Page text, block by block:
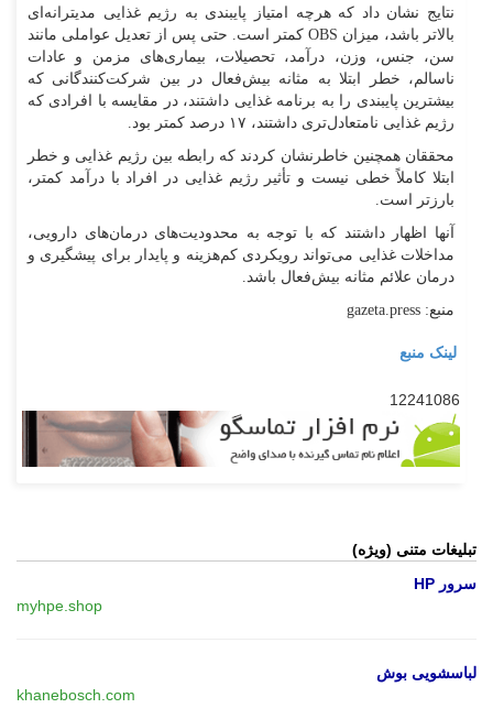
نتایج نشان داد که هرچه امتیاز پایبندی به رژیم غذایی مدیترانه‌ای
بالاتر باشد، میزان OBS کمتر است. حتی پس از تعدیل عواملی مانند
سن، جنس، وزن، درآمد، تحصیلات، بیماری‌های مزمن و عادات
ناسالم، خطر ابتلا به مثانه بیش‌فعال در بین شرکت‌کنندگانی که
بیشترین پایبندی را به برنامه غذایی داشتند، در مقایسه با افرادی که
رژیم غذایی نامتعادل‌تری داشتند، ۱۷ درصد کمتر بود.
محققان همچنین خاطرنشان کردند که رابطه بین رژیم غذایی و خطر
ابتلا کاملاً خطی نیست و تأثیر رژیم غذایی در افراد با درآمد کمتر،
بارزتر است.
آنها اظهار داشتند که با توجه به محدودیت‌های درمان‌های دارویی،
مداخلات غذایی می‌تواند رویکردی کم‌هزینه و پایدار برای پیشگیری و
درمان علائم مثانه بیش‌فعال باشد.
منبع: gazeta.press
لینک منبع
12241086
تبلیغات متنی (ویژه)
سرور HP
myhpe.shop
لباسشویی بوش
khanebosch.com